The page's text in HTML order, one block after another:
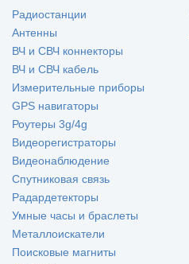
Радиостанции
Антенны
ВЧ и СВЧ коннекторы
ВЧ и СВЧ кабель
Измерительные приборы
GPS навигаторы
Роутеры 3g/4g
Видеорегистраторы
Видеонаблюдение
Спутниковая связь
Радардетекторы
Умные часы и браслеты
Металлоискатели
Поисковые магниты